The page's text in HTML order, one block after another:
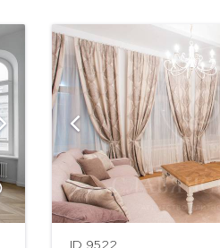
ID 9522